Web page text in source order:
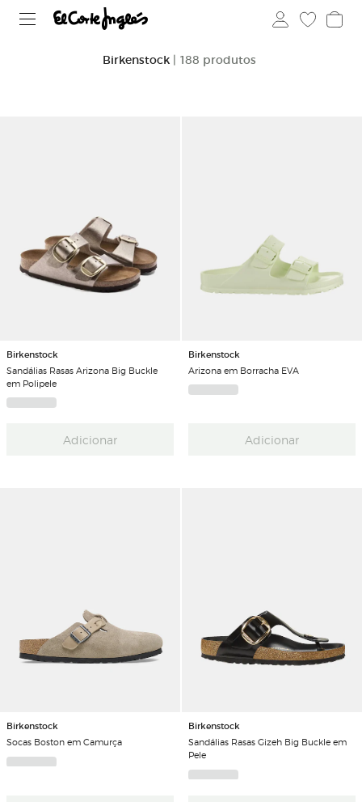
Birkenstock | 188 produtos
Birkenstock
Sandálias Rasas Arizona Big Buckle
em Polipele
Adicionar
Birkenstock
Arizona em Borracha EVA
Adicionar
Birkenstock
Socas Boston em Camurça
Birkenstock
Sandálias Rasas Gizeh Big Buckle em
Pele